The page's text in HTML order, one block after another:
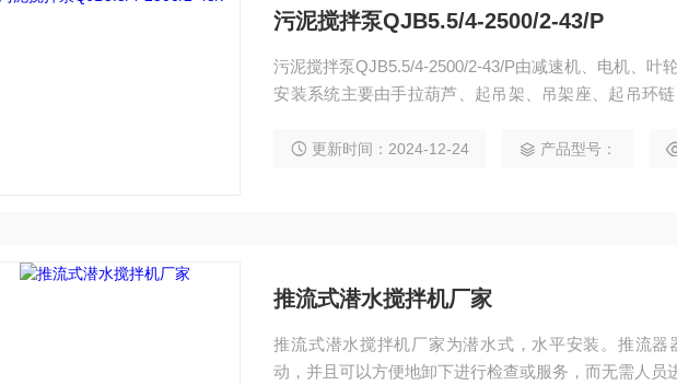
污泥搅拌泵QJB5.5/4-2500/2-43/P
污泥搅拌泵QJB5.5/4-2500/2-43/P由减速机、电机、叶
安装系统主要由手拉葫芦、起吊架、吊架座、起吊环
更新时间：2024-12-24 产品型号：
推流式潜水搅拌机厂家
推流式潜水搅拌机厂家为潜水式，水平安装。推流器
动，并且可以方便地卸下进行检查或服务，而无需人员